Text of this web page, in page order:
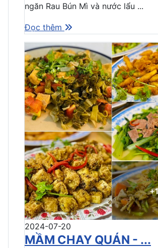
ngăn Rau Bún Mì và nước lẩu ...
Đọc thêm
2024-07-20
MẦM CHAY QUÁN - ...